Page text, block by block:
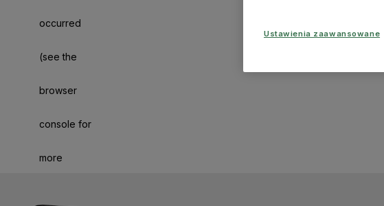
occurred
(see the
browser
console for
more
Ustawienia zaawansowane